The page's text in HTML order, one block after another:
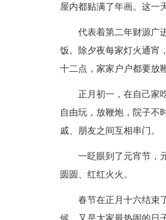
屋内都贴满了年画。这一
代表着第二年财源广
饭。除夕夜每家灯火通宵
十二点，家家户户都要放
正月初一，在自己家
自由玩，放鞭炮，院子不
戚、朋友之间互相串门。
一眨眼到了元宵节，
圆圆、红红火火。
春节在正月十六结束